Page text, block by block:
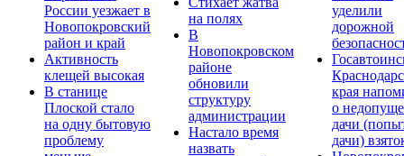
России уезжает в
Новопокровский
район и край
Активность
клещей высокая
В станице
Плоской стало
на одну бытовую
проблему
на полях
В
Новопокровском
районе
обновили
структуру
администрации
Настало время
назвать
уделили
дорожной
края
о
дачи
дачи)